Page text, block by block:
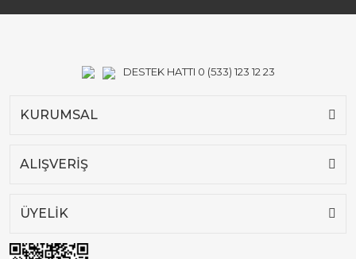
DESTEK HATTI 0 (533) 123 12 23
KURUMSAL
ALIŞVERİŞ
ÜYELİK